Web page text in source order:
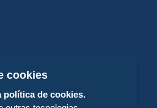
cookies
política de cookies.